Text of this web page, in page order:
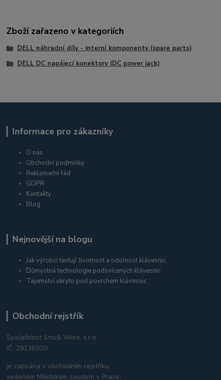
Zboží zařazeno v kategoriích
DELL náhradní díly - interní komponenty (spare parts)
DELL DC napájecí konektory (DC power jack)
Informace pro zákazníky
O nás
Obchodní podmínky
Reklamační řád
GDPR
Kontakty
Blog
Nejnovější na blogu
Jak výrobci testují životnost a odolnost klávesnic
Důmyslná technologie podsvícených klávesnic
Tajemství ukryto pod povrchem klávesnic
Obchodní rejstřík
Společnost Stock Worx, s.r.o.
IČ: 29136920
je zapsána v obchodním rejstříku
vedeném Městským soudem v Praze,